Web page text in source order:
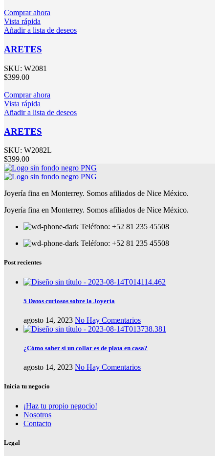
Comprar ahora
Vista rápida
Añadir a lista de deseos
ARETES
SKU: W2081
$399.00
Comprar ahora
Vista rápida
Añadir a lista de deseos
ARETES
SKU: W2082L
$399.00
Joyería fina en Monterrey. Somos afiliados de Nice México.
Joyería fina en Monterrey. Somos afiliados de Nice México.
Teléfono: +52 81 235 45508
Teléfono: +52 81 235 45508
Post recientes
5 Datos curiosos sobre la Joyería
agosto 14, 2023 No Hay Comentarios
¿Cómo saber si un collar es de plata en casa?
agosto 14, 2023 No Hay Comentarios
Inicia tu negocio
¡Haz tu propio negocio!
Nosotros
Contacto
Legal